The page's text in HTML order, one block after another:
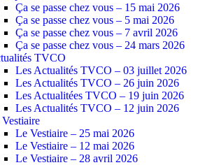
Ça se passe chez vous – 15 mai 2026
Ça se passe chez vous – 5 mai 2026
Ça se passe chez vous – 7 avril 2026
Ça se passe chez vous – 24 mars 2026
TVCO
Les Actualités TVCO – 03 juillet 2026
Les Actualités TVCO – 26 juin 2026
Les Actualitées TVCO – 19 juin 2026
Les Actualités TVCO – 12 juin 2026
Le Vestiaire – 25 mai 2026
Le Vestiaire – 12 mai 2026
Le Vestiaire – 28 avril 2026